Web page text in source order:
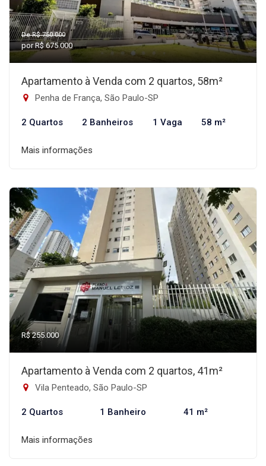
De R$ 750.000
por R$ 675.000
Apartamento à Venda com 2 quartos, 58m²
Penha de França, São Paulo-SP
2 Quartos 2 Banheiros 1 Vaga 58 m²
Mais informações
R$ 255.000
Apartamento à Venda com 2 quartos, 41m²
Vila Penteado, São Paulo-SP
2 Quartos 1 Banheiro 41 m²
Mais informações